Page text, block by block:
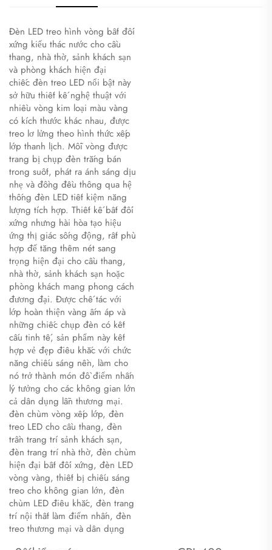
Đèn LED treo hình vòng bất đối
xứng kiểu thác nước cho cầu
thang, nhà thờ, sảnh khách sạn
và phòng khách hiện đại
chiếc đèn treo LED nổi bật này
sở hữu thiết kế nghệ thuật với
nhiều vòng kim loại màu vàng
có kích thước khác nhau, được
treo lơ lửng theo hình thức xếp
lớp thanh lịch. Mỗi vòng được
trang bị chụp đèn trắng bán
trong suốt, phát ra ánh sáng dịu
nhẹ và đồng đều thông qua hệ
thống đèn LED tiết kiệm năng
lượng tích hợp. Thiết kế bất đối
xứng nhưng hài hòa tạo hiệu
ứng thị giác sống động, rất phù
hợp để tăng thêm nét sang
trọng hiện đại cho cầu thang,
nhà thờ, sảnh khách sạn hoặc
phòng khách mang phong cách
đương đại. Được chế tác với
lớp hoàn thiện vàng ấm áp và
những chiếc chụp đèn có kết
cấu tinh tế, sản phẩm này kết
hợp vẻ đẹp điêu khắc với chức
năng chiếu sáng nền, làm cho
nó trở thành món đồ điểm nhấn
lý tưởng cho các không gian lớn
cả dân dụng lẫn thương mại.
đèn chùm vòng xếp lớp, đèn
treo LED cho cầu thang, đèn
trần trang trí sảnh khách sạn,
đèn trang trí nhà thờ, đèn chùm
hiện đại bất đối xứng, đèn LED
vòng vàng, thiết bị chiếu sáng
treo cho không gian lớn, đèn
chùm LED điêu khắc, đèn trang
trí nội thất làm điểm nhấn, đèn
treo thương mại và dân dụng